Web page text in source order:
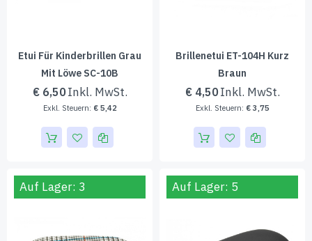
Etui Für Kinderbrillen Grau
Mit Löwe SC-10B
€ 6,50
€ 5,42
Brillenetui ET-104H Kurz
Braun
€ 4,50
€ 3,75
Auf Lager: 3 Auf Lager: 5